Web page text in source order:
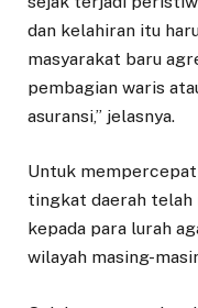
dan kelahiran itu
masyarakat baru
pembagian waris
asuransi,” jelasnya.
Untuk
tingkat daerah telah
kepada para lurah
wilayah masing-